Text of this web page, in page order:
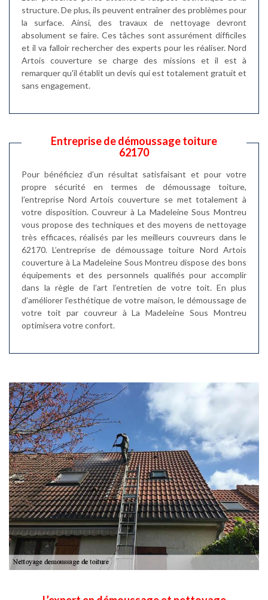
structure. De plus, ils peuvent entraîner des problèmes pour
la surface. Ainsi, des travaux de nettoyage devront
absolument se faire. Ces tâches sont assurément difficiles
et il va falloir rechercher des experts pour les réaliser. Nord
Artois couverture se charge des missions et il est à
remarquer qu'il établit un devis qui est totalement gratuit et
sans engagement.
Entreprise de démoussage toiture
62170
Pour bénéficiez d’un résultat satisfaisant et pour votre
propre sécurité en termes de démoussage toiture,
l’entreprise Nord Artois couverture se met totalement à
votre disposition. Couvreur à La Madeleine Sous Montreu
vous propose des techniques et des moyens de nettoyage
très efficaces, réalisés par les meilleurs couvreurs dans le
62170. L’entreprise de démoussage toiture Nord Artois
couverture à La Madeleine Sous Montreu dispose des bons
équipements et des personnels qualifiés pour accomplir
dans la règle de l’art l’entretien de votre toit. En plus
d’améliorer l’esthétique de votre maison, le démoussage de
votre toit par couvreur à La Madeleine Sous Montreu
optimisera votre confort.